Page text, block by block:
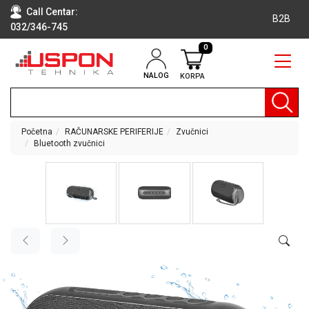
Call Centar:
032/346-745
B2B
NALOG KORPA
0
RAČUNARI
TEHNIKA
KLIME I
DODATNA
TABLET
RAČUNARI
Početna RAČUNARSKE PERIFERIJE
Zvučnici
Bluetooth zvučnici